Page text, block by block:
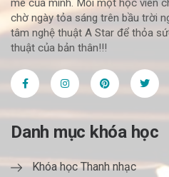
mê của mình. Mỗi một học viên
chờ ngày tỏa sáng trên bầu trời
tâm nghệ thuật A Star để thỏa
thuật của bản thân!!!
Danh mục khóa học
Khóa học Thanh nhạc